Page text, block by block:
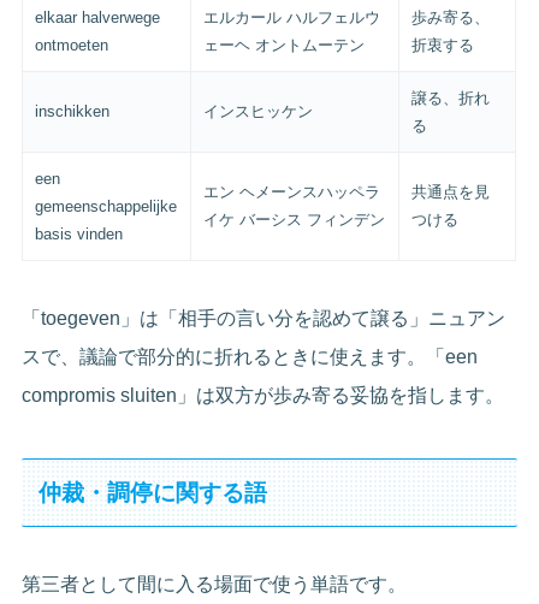
elkaar halverwege
ontmoeten
エルカール ハルフェルウ
ェーヘ オントムーテン
歩み寄る、
折衷する
inschikken インスヒッケン
譲る、折れ
る
een
gemeenschappelijke
basis vinden
エン ヘメーンスハッペラ
イケ バーシス フィンデン
共通点を見
つける
「toegeven」は「相手の言い分を認めて譲る」ニュアン
スで、議論で部分的に折れるときに使えます。「een
compromis sluiten」は双方が歩み寄る妥協を指します。
仲裁・調停に関する語
第三者として間に入る場面で使う単語です。